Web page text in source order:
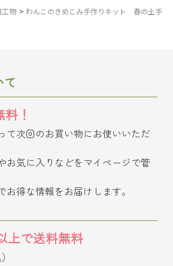
工物 > わんこのきめこみ手作りキット 春の土手
！
て次回のお買い物にお使いいただ
お気に入りなどをマイページで管
お得な情報をお届けします。
上で送料無料